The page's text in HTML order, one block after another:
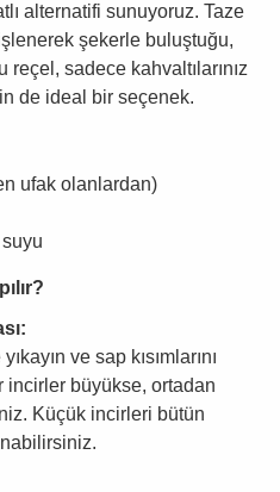
alternatifi sunuyoruz. Taze
şekerle buluştuğu,
reçel, sadece kahvaltılarınız
de ideal bir seçenek.
ufak olanlardan)
suyu
ve sap kısımlarını
incirler büyükse, ortadan
Küçük incirleri bütün